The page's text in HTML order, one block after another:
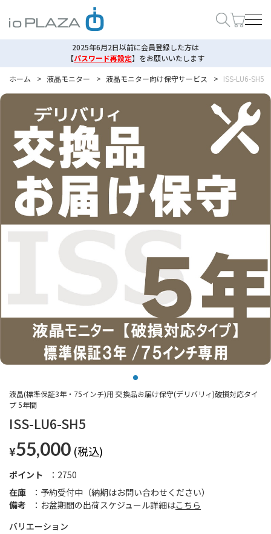
2025年6月2日以前に会員登録した方は
【パスワード再設定】 をお願いいたします
ホーム
> 液晶モニター > 液晶モニター向け保守サービス > ISS-LU6-SH5
ISS-LU6-SH5
液晶(標準保証3年・75インチ)用 交換品お届け保守(デリバリィ)破損対応タイ
プ 5年間
¥55,000
ポイント
2750
在庫
予約受付中（納期はお問い合わせください）
備考
お盆期間の出荷スケジュール詳細はこちら